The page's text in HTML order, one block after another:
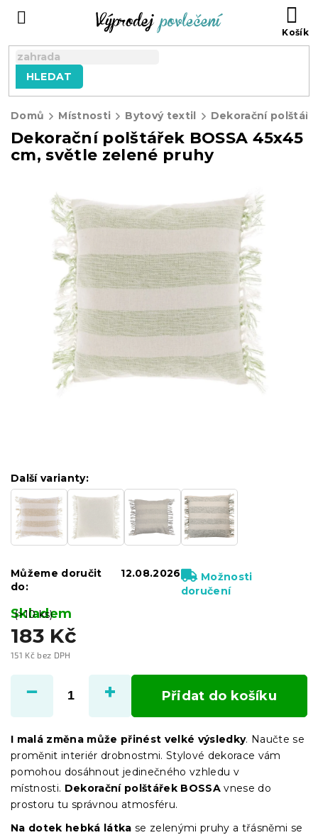
HLEDAT
Domů Místnosti Bytový textil Dekorační
Dekorační polštářek BOSSA 45x45
cm, světle zelené pruhy
183 Kč
151 Kč bez DPH
cena:
Skladem
(>10 ks)
Další varianty:
Můžeme doručit
do:
12.08.2026
Možnosti
doručení
Přidat do košíku
I malá změna může přinést velké výsledky. Naučte se
proměnit interiér drobnostmi. Stylové dekorace vám
pomohou dosáhnout jedinečného vzhledu v
místnosti. Dekorační polštářek BOSSA vnese do
prostoru tu správnou atmosféru.
Na dotek hebká látka se zelenými pruhy a třásněmi se